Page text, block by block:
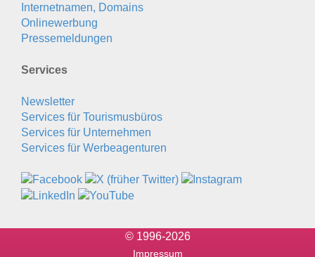
Internetnamen, Domains
Onlinewerbung
Pressemeldungen
Services
Newsletter
Services für Tourismusbüros
Services für Unternehmen
Services für Werbeagenturen
© 1996-2026
Impressum